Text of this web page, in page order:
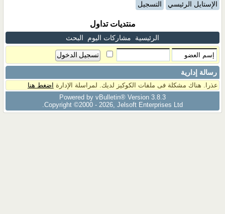
الإستايل الرئيسي التسجيل
منتديات تداول
الرئيسية مشاركات اليوم البحث
رسالة إدارية
عذرا. هناك مشكلة فى ملفات الكوكيز لديك. لمراسلة الإدارة اضغط هنا
Powered by vBulletin® Version 3.8.3
Copyright ©2000 - 2026, Jelsoft Enterprises Ltd.